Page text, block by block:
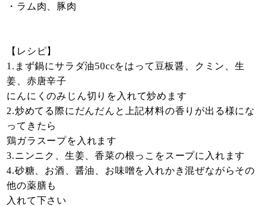
・ラム肉、豚肉
【レシピ】
1.まず鍋にサラダ油50ccをはって豆板醤、クミン、生
姜、赤唐辛子
にんにくのみじん切りを入れて炒めます
2.炒めてる際にだんだんと上記材料の香りが出る様にな
ってきたら
鶏ガラスープを入れます
3.ニンニク、生姜、香菜の根っこをスープに入れます
4.砂糖、お酒、醤油、お味噌を入れかき混ぜながらその
他の薬膳も
入れて下さい